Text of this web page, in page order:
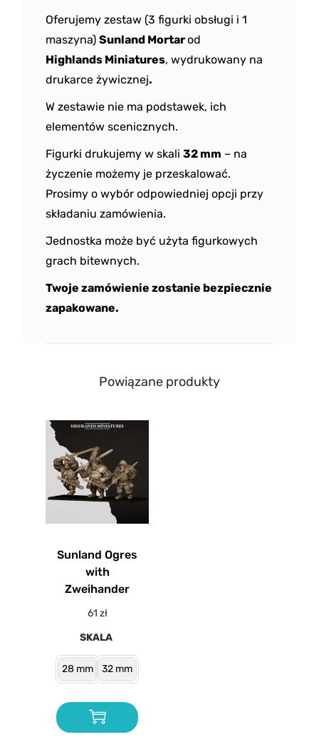
Oferujemy zestaw (3 figurki obsługi i 1
maszyna) Sunland Mortarod
Highlands Miniatures, wydrukowany na
drukarce żywicznej.
W zestawie nie ma podstawek, ich
elementów scenicznych.
Figurki drukujemy w skali 32 mm – na
życzenie możemy je przeskalować.
Prosimy o wybór odpowiedniej opcji przy
składaniu zamówienia.
Jednostka może być użyta figurkowych
grach bitewnych.
Twoje zamówienie zostanie bezpiecznie
zapakowane.
Powiązane produkty
Sunland Ogres
with
Zweihander
61 zł
SKALA
28 mm 32 mm